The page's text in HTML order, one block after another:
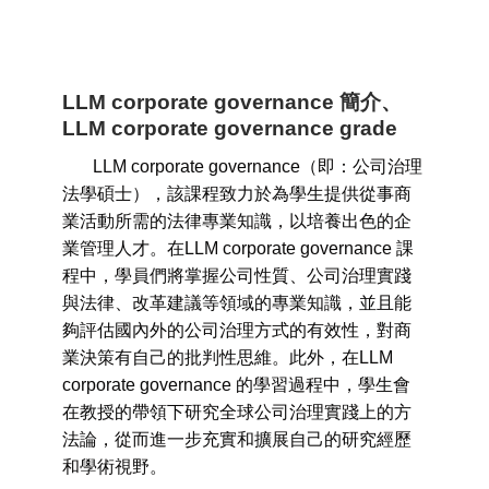
LLM corporate governance 簡介、
LLM corporate governance grade
LLM corporate governance（即：公司治理
法學碩士），該課程致力於為學生提供從事商
業活動所需的法律專業知識，以培養出色的企
業管理人才。在LLM corporate governance 課
程中，學員們將掌握公司性質、公司治理實踐
與法律、改革建議等領域的專業知識，並且能
夠評估國內外的公司治理方式的有效性，對商
業決策有自己的批判性思維。此外，在LLM
corporate governance 的學習過程中，學生會
在教授的帶領下研究全球公司治理實踐上的方
法論，從而進一步充實和擴展自己的研究經歷
和學術視野。